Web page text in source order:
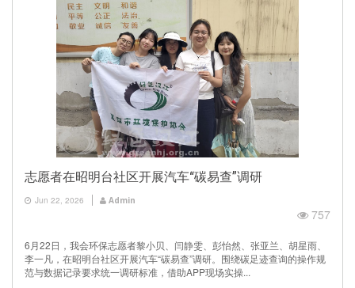
志愿者在昭明台社区开展汽车“碳易查”调研
Jun 22, 2026 Admin
757
6月22日，我会环保志愿者黎小贝、闫静雯、彭怡然、张亚兰、胡星雨、
李一凡，在昭明台社区开展汽车“碳易查”调研。围绕碳足迹查询的操作规
范与数据记录要求统一调研标准，借助APP现场实操...